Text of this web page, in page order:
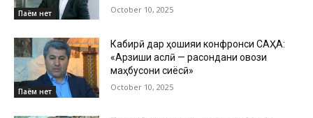
Паём нет October 10, 2025
Паём нет
Кабирӣ дар ҳошияи конфронси САҲА:
«Арзиши аслӣ — расондани овози
маҳбусони сиёсӣ»
October 10, 2025